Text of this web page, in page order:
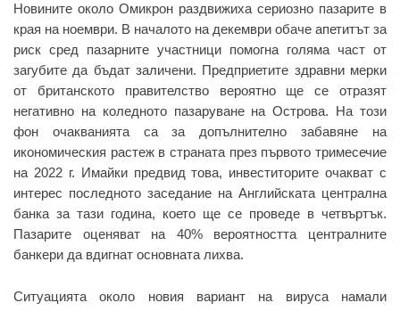
Новините около Омикрон раздвижиха сериозно пазарите в
края на ноември. В началото на декември обаче апетитът за
риск сред пазарните участници помогна голяма част от
загубите да бъдат заличени. Предприетите здравни мерки
от британското правителство вероятно ще се отразят
негативно на коледното пазаруване на Острова. На този
фон очакванията са за допълнително забавяне на
икономическия растеж в страната през първото тримесечие
на 2022 г. Имайки предвид това, инвеститорите очакват с
интерес последното заседание на Английската централна
банка за тази година, което ще се проведе в четвъртък.
Пазарите оценяват на 40% вероятността централните
банкери да вдигнат основната лихва.
Ситуацията около новия вариант на вируса намали